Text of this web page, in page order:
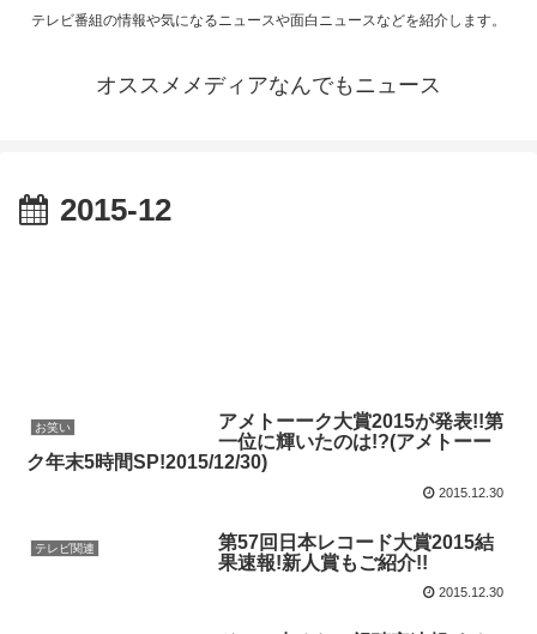
テレビ番組の情報や気になるニュースや面白ニュースなどを紹介します。
オススメメディアなんでもニュース
2015-12
お笑い
アメトーーク大賞2015が発表!!第
一位に輝いたのは!?(アメトーー
ク年末5時間SP!2015/12/30)
2015.12.30
テレビ関連
第57回日本レコード大賞2015結
果速報!新人賞もご紹介!!
2015.12.30